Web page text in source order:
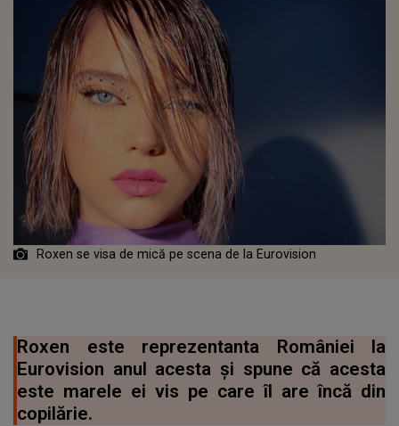
Roxen se visa de mică pe scena de la Eurovision
Roxen este reprezentanta României la
Eurovision anul acesta și spune că acesta
este marele ei vis pe care îl are încă din
copilărie.